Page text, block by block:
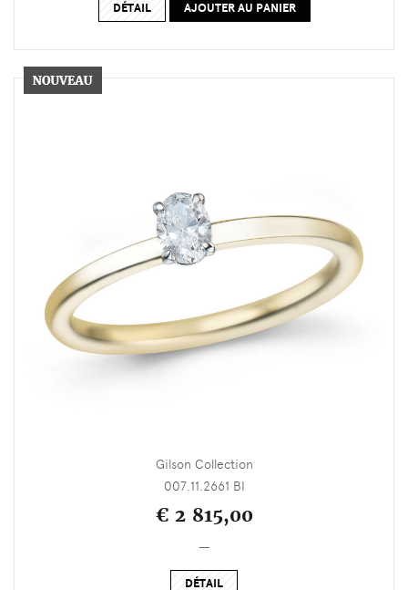
DÉTAIL AJOUTER AU PANIER
Gilson Collection
007.11.2661 BI
€ 2 815,00
DÉTAIL